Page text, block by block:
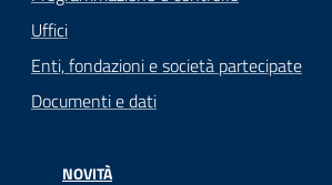
Uffici
Enti, fondazioni e società partecipate
Documenti e dati
NOVITÀ